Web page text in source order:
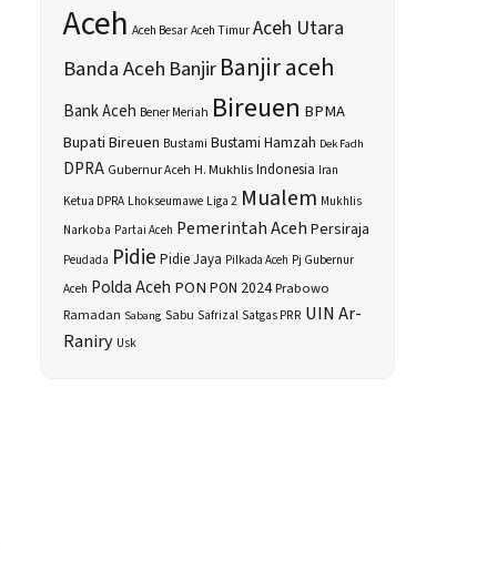
Aceh Aceh BesarAceh TimurAceh Utara
Banda Aceh BanjirBanjir aceh
Bank Aceh Bener Meriah Bireuen BPMA
Bupati Bireuen Bustami Bustami Hamzah Dek Fadh
DPRA Gubernur Aceh H. MukhlisIndonesia Iran
Ketua DPRA Lhokseumawe Liga 2 Mualem Mukhlis
Narkoba Partai Aceh Pemerintah Aceh Persiraja
Peudada Pidie Pidie Jaya Pilkada Aceh Pj Gubernur
Aceh Polda Aceh PON PON 2024Prabowo
Ramadan Sabang Sabu Safrizal Satgas PRR UIN Ar-
Raniry Usk